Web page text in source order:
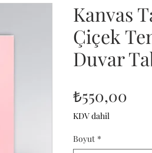
Kanvas
Çiçek
Duvar
₺550,00
KDV dahil
Boyut *